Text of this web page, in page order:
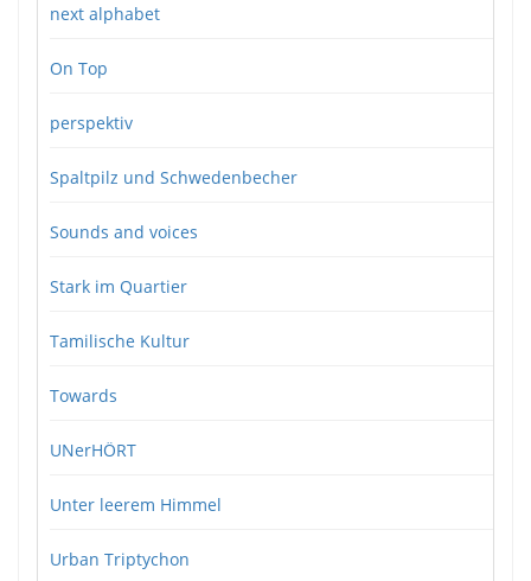
next alphabet
On Top
perspektiv
Spaltpilz und Schwedenbecher
Sounds and voices
Stark im Quartier
Tamilische Kultur
Towards
UNerHÖRT
Unter leerem Himmel
Urban Triptychon